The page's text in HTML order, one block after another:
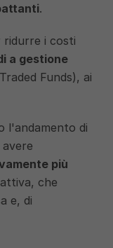
.
ridurre i costi
a gestione
Funds), ai
l'andamento di
più
che
e, di